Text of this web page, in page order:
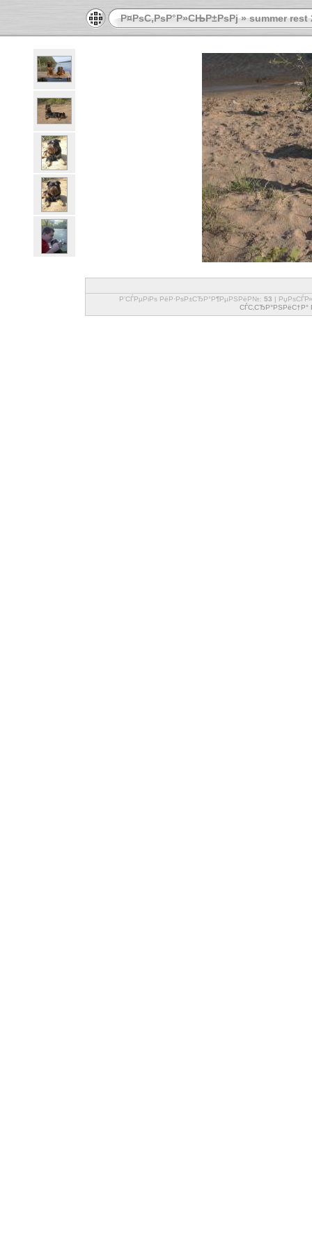
Р¤РѕС‚РѕР°Р»СЊР±РѕРј»summer rest
Р’СЃРµРіРѕ РёР·РѕР±СЂР°Р¶РµРЅРёР№: 53 |
СЃС‚СЂР°РЅРёС†Р°